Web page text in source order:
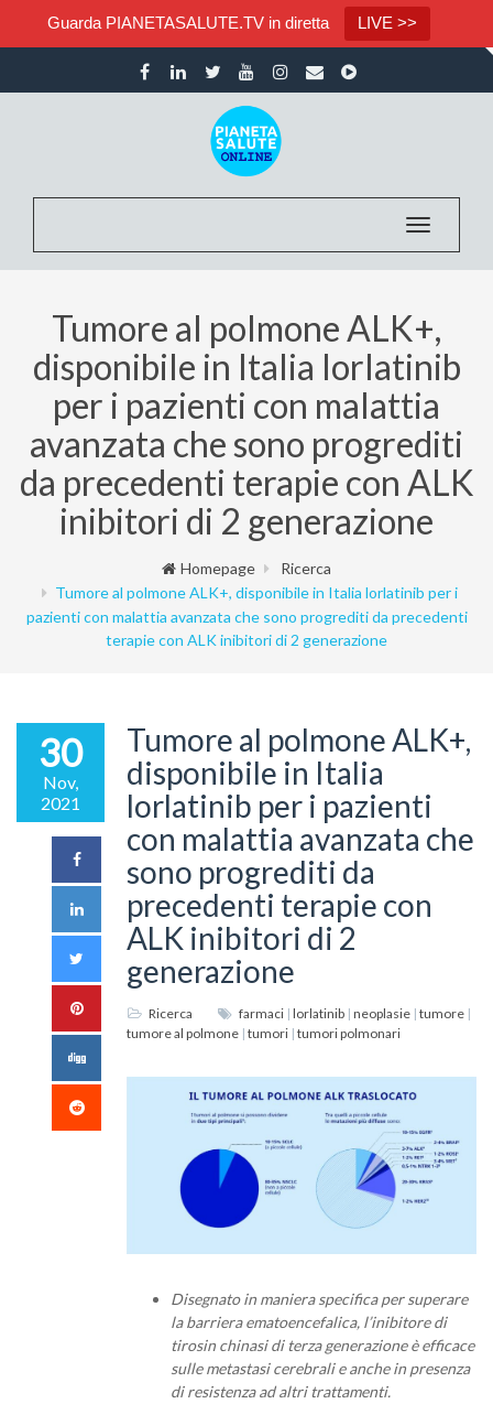
Guarda PIANETASALUTE.TV in diretta LIVE >>
Toggle
Tumore al polmone ALK+,
disponibile in Italia lorlatinib
per i pazienti con malattia
avanzata che sono progrediti
da precedenti terapie con ALK
inibitori di 2 generazione
Homepage
Ricerca
Tumore al polmone ALK+, disponibile in Italia lorlatinib per i
pazienti con malattia avanzata che sono progrediti da precedenti
terapie con ALK inibitori di 2 generazione
30
Nov,
2021
Tumore al polmone ALK+,
disponibile in Italia
lorlatinib per i pazienti
con malattia avanzata che
sono progrediti da
precedenti terapie con
ALK inibitori di 2
generazione
Ricerca farmaci | lorlatinib | neoplasie | tumore |
tumore al polmone | tumori | tumori polmonari
Disegnato in maniera specifica per superare
la barriera ematoencefalica, l’inibitore di
tirosin chinasi di terza generazione è efficace
sulle metastasi cerebrali e anche in presenza
di resistenza ad altri trattamenti.